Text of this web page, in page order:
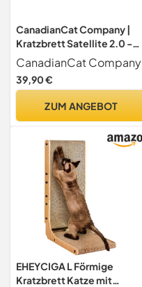
CanadianCat Company |
Kratzbrett Satellite 2.0 -
White Edition - Kratzpappe
in weiß | ca. 76 x 24 x 15 cm
CanadianCat Company
39,90 €
ZUM ANGEBOT
EHEYCIGA L Förmige
Kratzbrett Katze mit